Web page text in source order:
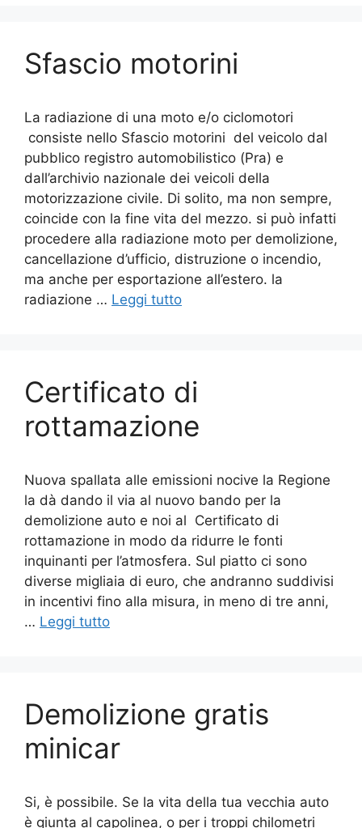
Sfascio motorini
La radiazione di una moto e/o ciclomotori
consiste nello Sfascio motorini del veicolo dal
pubblico registro automobilistico (Pra) e
dall’archivio nazionale dei veicoli della
motorizzazione civile. Di solito, ma non sempre,
coincide con la fine vita del mezzo. si può infatti
procedere alla radiazione moto per demolizione,
cancellazione d’ufficio, distruzione o incendio,
ma anche per esportazione all’estero. la
radiazione … Leggi tutto
Certificato di
rottamazione
Nuova spallata alle emissioni nocive la Regione
la dà dando il via al nuovo bando per la
demolizione auto e noi al Certificato di
rottamazione in modo da ridurre le fonti
inquinanti per l’atmosfera. Sul piatto ci sono
diverse migliaia di euro, che andranno suddivisi
in incentivi fino alla misura, in meno di tre anni,
… Leggi tutto
Demolizione gratis
minicar
Si, è possibile. Se la vita della tua vecchia auto
è giunta al capolinea, o per i troppi chilometri